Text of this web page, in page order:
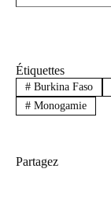
Étiquettes
#Burkina Faso
#Monogamie
Partagez